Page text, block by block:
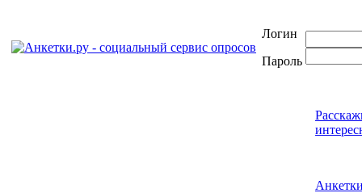
Логин
Пароль